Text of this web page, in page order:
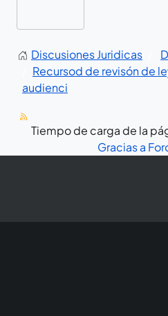
Discusiones Juridicas
Recursod de revisón de
audienci
Tiempo de carga de la
Gracias a